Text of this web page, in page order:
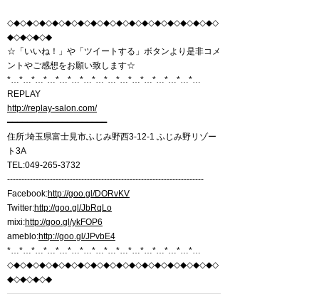
◇◆◇◆◇◆◇◆◇◆◇◆◇◆◇◆◇◆◇◆◇◆◇◆◇◆◇◆◇◆◇◆◇
◆◇◆◇◆◇◆
☆「いいね！」や「ツイートする」ボタンより是非コメ
ントやご感想をお願い致します☆
*…*…*…*…*…*…*…*…*…*…*…*…*…*…*…*…
REPLAY
http://replay-salon.com/
━━━━━━━━━━━━━━━━━━━━
住所:埼玉県富士見市ふじみ野西3-12-1 ふじみ野リゾー
ト3A
TEL:049-265-3732
---------------------------------------------------------------------
Facebook:http://goo.gl/DORvKV
Twitter:http://goo.gl/JbRqLo
mixi:http://goo.gl/ykFOP6
ameblo:http://goo.gl/JPvbE4
*…*…*…*…*…*…*…*…*…*…*…*…*…*…*…*…
◇◆◇◆◇◆◇◆◇◆◇◆◇◆◇◆◇◆◇◆◇◆◇◆◇◆◇◆◇◆◇◆◇
◆◇◆◇◆◇◆